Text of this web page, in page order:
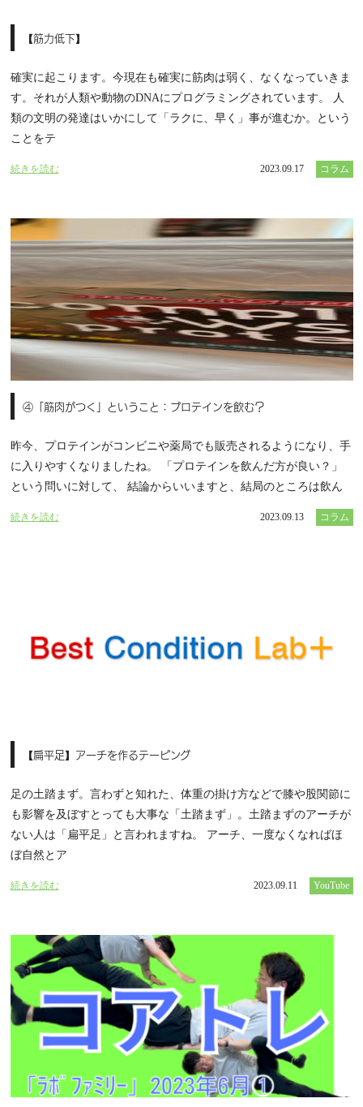
【筋力低下】
確実に起こります。今現在も確実に筋肉は弱く、なくなっていきま
す。それが人類や動物のDNAにプログラミングされています。 人
類の文明の発達はいかにして「ラクに、早く」事が進むか。という
ことをテ
続きを読む 2023.09.17 コラム
④「筋肉がつく」ということ：プロテインを飲む？
昨今、プロテインがコンビニや薬局でも販売されるようになり、手
に入りやすくなりましたね。 「プロテインを飲んだ方が良い？」
という問いに対して、 結論からいいますと、結局のところは飲ん
続きを読む 2023.09.13 コラム
【扁平足】アーチを作るテーピング
足の土踏まず。言わずと知れた、体重の掛け方などで膝や股関節に
も影響を及ぼすとっても大事な「土踏まず」。土踏まずのアーチが
ない人は「扁平足」と言われますね。 アーチ、一度なくなればほ
ぼ自然とア
続きを読む 2023.09.11 YouTube